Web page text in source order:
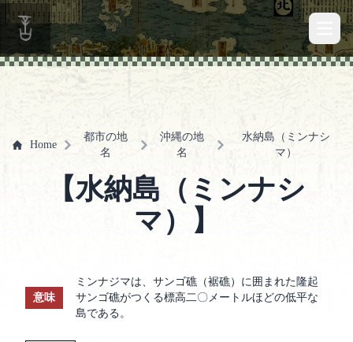
Home
都市の地
名
沖縄の地
名
水納島（ミンナシ
マ）
【水納島（ミンナシ
マ）】
意味
ミンナジマは、サンゴ礁（裾礁）に囲まれた隆起
サンゴ礁がつくる標高二〇メートルほどの低平な
島である。